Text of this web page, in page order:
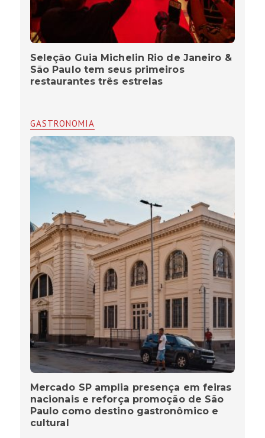
Seleção Guia Michelin Rio de Janeiro &
São Paulo tem seus primeiros
restaurantes três estrelas
GASTRONOMIA
Mercado SP amplia presença em feiras
nacionais e reforça promoção de São
Paulo como destino gastronômico e
cultural